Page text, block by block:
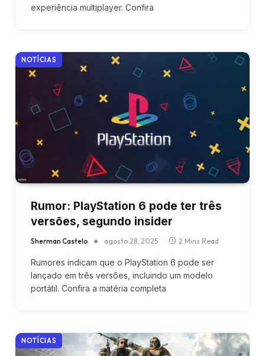
experiência multiplayer. Confira
NOTÍCIAS
Rumor: PlayStation 6 pode ter três
versões, segundo insider
Sherman Castelo agosto 28, 2025 2 Mins Read
Rumores indicam que o PlayStation 6 pode ser
lançado em três versões, incluindo um modelo
portátil. Confira a matéria completa
NOTÍCIAS